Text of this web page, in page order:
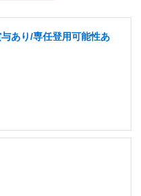
あり/専任登用可能性あ